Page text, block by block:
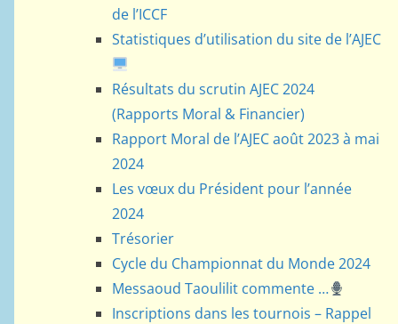
de l’ICCF
Statistiques d’utilisation du site de l’AJEC
Résultats du scrutin AJEC 2024
(Rapports Moral & Financier)
Rapport Moral de l’AJEC août 2023 à mai
2024
Les vœux du Président pour l’année
2024
Trésorier
Cycle du Championnat du Monde 2024
Messaoud Taoulilit commente …
Inscriptions dans les tournois – Rappel